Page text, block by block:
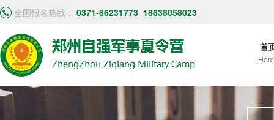
全国报名热线： 0371-86231773 18838058023
首